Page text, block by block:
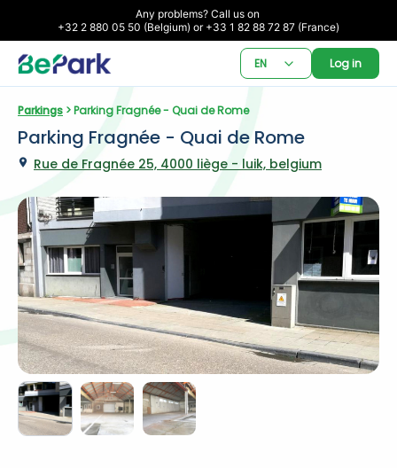
Any problems? Call us on
+32 2 880 05 50 (Belgium) or +33 1 82 88 72 87 (France)
EN Log in
Parkings > Parking Fragnée - Quai de Rome
Parking Fragnée - Quai de Rome
Rue de Fragnée 25, 4000 liège - luik, belgium